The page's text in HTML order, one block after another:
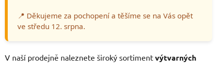
📍 Děkujeme za pochopení a těšíme se na Vás opět
ve středu 12. srpna.
V naší prodejně naleznete široký sortiment výtvarných